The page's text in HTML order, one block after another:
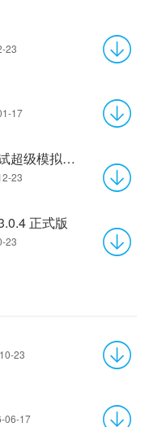
23
17
无忧全国计算机等级考试超级模拟软件_一级B13.03.1
23
正式版
23
23
06-17